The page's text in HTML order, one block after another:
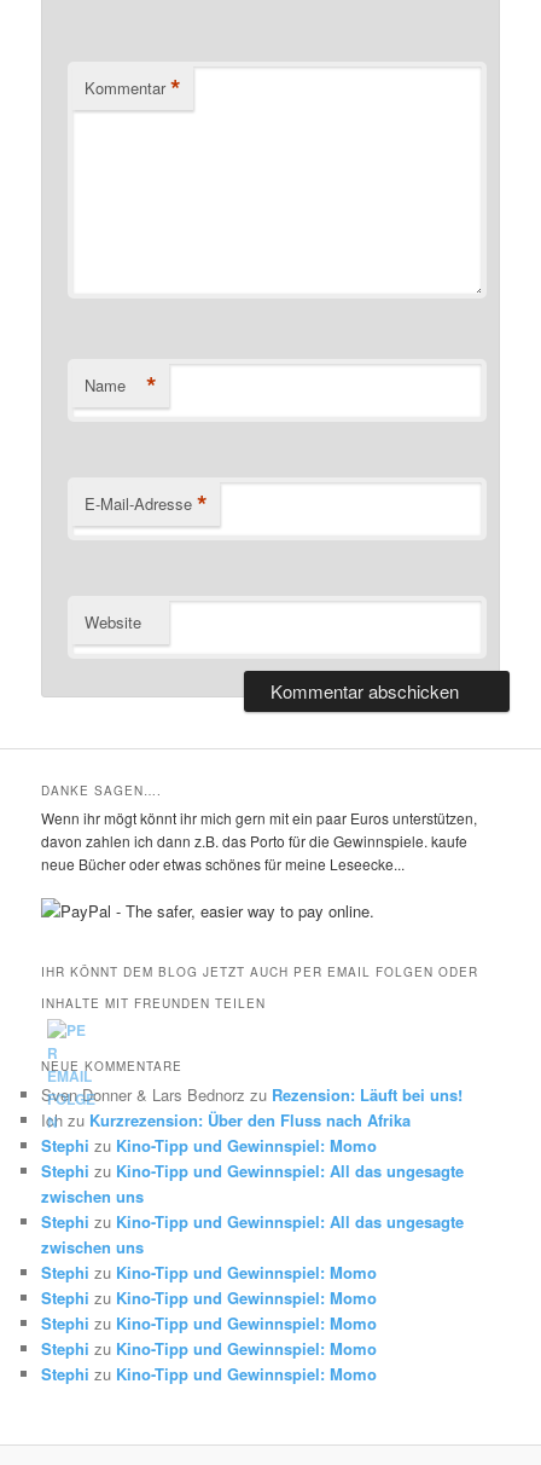
Kommentar *
Name *
E-Mail-Adresse *
Website
DANKE SAGEN….
Wenn ihr mögt könnt ihr mich gern mit ein paar Euros unterstützen,
davon zahlen ich dann z.B. das Porto für die Gewinnspiele. kaufe
neue Bücher oder etwas schönes für meine Leseecke...
IHR KÖNNT DEM BLOG JETZT AUCH PER EMAIL FOLGEN ODER
INHALTE MIT FREUNDEN TEILEN
NEUE KOMMENTARE
Sven Donner & Lars Bednorz zu Rezension: Läuft bei uns!
Ich zu Kurzrezension: Über den Fluss nach Afrika
Stephi zu Kino-Tipp und Gewinnspiel: Momo
Stephi zu Kino-Tipp und Gewinnspiel: All das ungesagte
zwischen uns
Stephi zu Kino-Tipp und Gewinnspiel: All das ungesagte
zwischen uns
Stephi zu Kino-Tipp und Gewinnspiel: Momo
Stephi zu Kino-Tipp und Gewinnspiel: Momo
Stephi zu Kino-Tipp und Gewinnspiel: Momo
Stephi zu Kino-Tipp und Gewinnspiel: Momo
Stephi zu Kino-Tipp und Gewinnspiel: Momo